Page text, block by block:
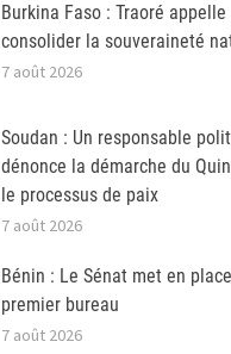
Burkina Faso : Traoré appelle
consolider la souveraineté
7 août 2026
Soudan : Un responsable
dénonce la démarche du
le processus de paix
7 août 2026
Bénin : Le Sénat met en
premier bureau
7 août 2026